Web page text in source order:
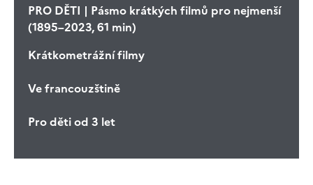
PRO DĚTI | Pásmo krátkých filmů pro nejmenší
(1895–2023, 61 min)
Krátkometrážní filmy
Ve francouzštině
Pro děti od 3 let